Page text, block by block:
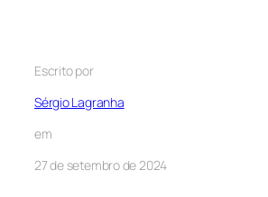
Escrito por
Sérgio Lagranha
em
27 de setembro de 2024